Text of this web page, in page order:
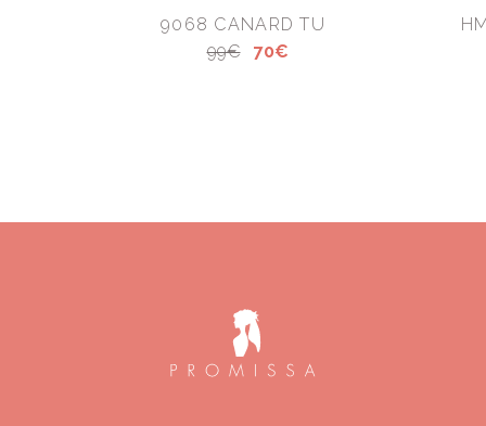
9068 CANARD TU
99€
70€